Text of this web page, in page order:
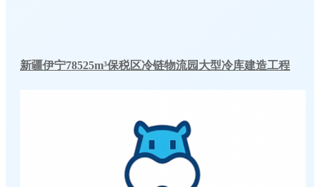
新疆伊宁78525m³保税区冷链物流园大型冷库建造工程